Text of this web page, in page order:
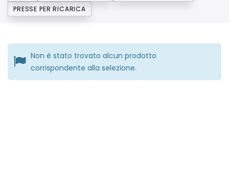
PRESSE PER RICARICA
Non è stato trovato alcun prodotto
corrispondente alla selezione.